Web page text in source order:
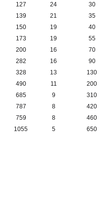
127 24
30
139 21
35
150 19
40
173 19
55
200 16
70
282 16
90
328 13
130
490 11
200
685 9
310
787 8
420
759 8
460
1055 5 650